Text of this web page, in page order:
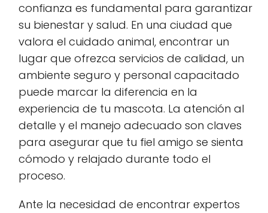
confianza es fundamental para garantizar
su bienestar y salud. En una ciudad que
valora el cuidado animal, encontrar un
lugar que ofrezca servicios de calidad, un
ambiente seguro y personal capacitado
puede marcar la diferencia en la
experiencia de tu mascota. La atención al
detalle y el manejo adecuado son claves
para asegurar que tu fiel amigo se sienta
cómodo y relajado durante todo el
proceso.
Ante la necesidad de encontrar expertos